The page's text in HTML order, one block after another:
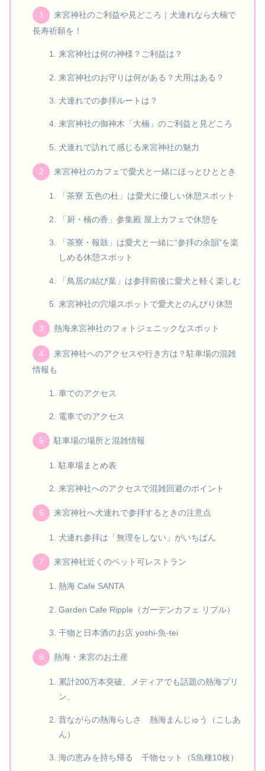
来宮神社のご利益や見どころ｜犬連れなら大楠で
長寿祈願を！
来宮神社は何の神様？ご利益は？
来宮神社のお守りは何がある？犬用はある？
犬連れでの参拝ルートは？
来宮神社の御神木「大楠」のご利益と見どころ
犬連れで訪れて感じる来宮神社の魅力
来宮神社のカフェで愛犬と一緒にほっとひととき
「茶寮 五色の杜」は愛犬に優しい休憩スポット
「厨・楠の香」参集殿 屋上カフェで休憩を
「茶寮・報鼓」は愛犬と一緒に“参拝の余韻”を楽
しめる休憩スポット
「鳥居の結び葉」は参拝前後に愛犬と軽く楽しむ
来宮神社の穴場スポットで愛犬とのんびり休憩
熱海来宮神社のフォトジェニックなスポット
来宮神社へのアクセスや行き方は？駐車場の混雑
情報も
車でのアクセス
電車でのアクセス
駐車場の場所と混雑情報
駐車場まとめ表
来宮神社へのアクセスで混雑回避のポイント
来宮神社へ犬連れで参拝するときの注意点
犬連れ参拝は「無理をしない」がいちばん
来宮神社近くのペット可レストラン
熱海 Cafe SANTA
Garden Cafe Ripple（ガーデンカフェ リプル）
干物と日本酒のお店 yoshi-魚-tei
熱海・来宮のお土産
累計200万本突破、メディアでも話題の熱海プリ
ン。
昔ながらの熱海らしさ 熱海まんじゅう（こしあ
ん）
海の恵みを持ち帰る 干物セット（5魚種10枚）